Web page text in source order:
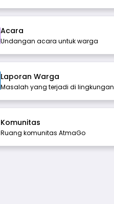
Acara
Undangan acara untuk warga
Laporan Warga
Masalah yang terjadi di lingkungan
Komunitas
Ruang komunitas AtmaGo